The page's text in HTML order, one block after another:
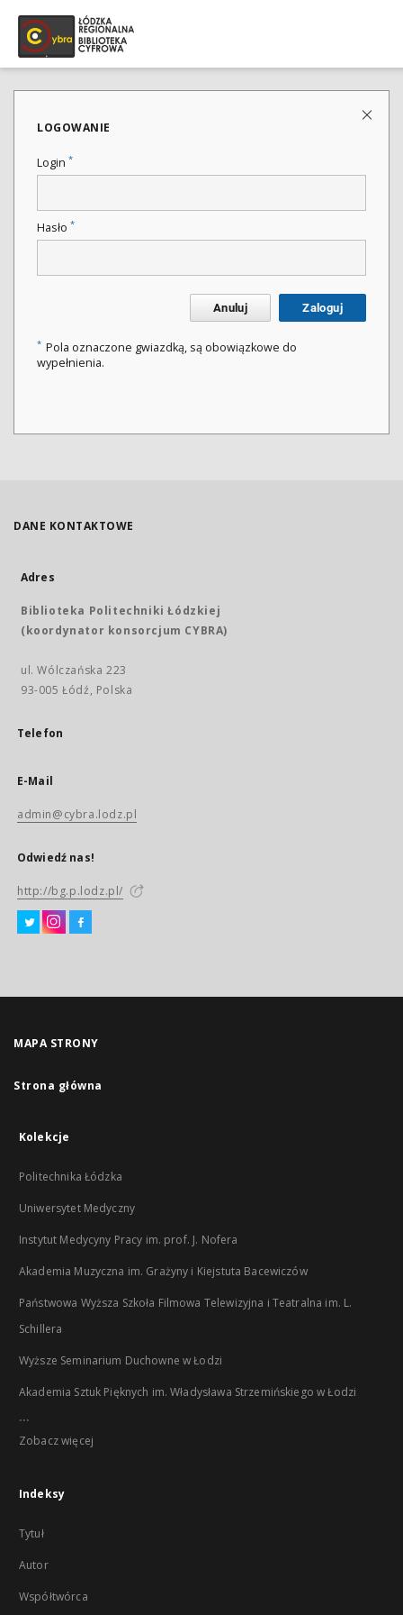
LOGOWANIE
Login *
Hasło *
Anuluj Zaloguj
* Pola oznaczone gwiazdką, są obowiązkowe do
wypełnienia.
DANE KONTAKTOWE
Adres
Biblioteka Politechniki Łódzkiej
(koordynator konsorcjum CYBRA)
ul. Wólczańska 223
93-005 Łódź, Polska
Telefon
E-Mail
admin@cybra.lodz.pl
Odwiedź nas!
http://bg.p.lodz.pl/
MAPA STRONY
Strona główna
Kolekcje
Politechnika Łódzka
Uniwersytet Medyczny
Instytut Medycyny Pracy im. prof. J. Nofera
Akademia Muzyczna im. Grażyny i Kiejstuta Bacewiczów
Państwowa Wyższa Szkoła Filmowa Telewizyjna i Teatralna im. L.
Schillera
Wyższe Seminarium Duchowne w Łodzi
Akademia Sztuk Pięknych im. Władysława Strzemińskiego w Łodzi
...
Zobacz więcej
Indeksy
Tytuł
Autor
Współtwórca